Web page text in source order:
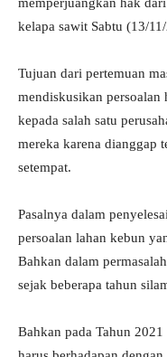
memperjuangkan hak
kelapa sawit Sabtu (13/
Tujuan dari pertemuan
mendiskusikan
kepada salah satu
mereka karena dianggap
setempat.
Pasalnya dalam
persoalan lahan kebun
Bahkan dalam
sejak beberapa tahun
Bahkan pada Tahun